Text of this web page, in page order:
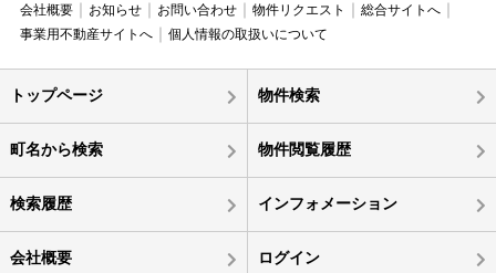
会社概要 お知らせ お問い合わせ 物件リクエスト
総合サイトへ
事業用不動産サイトへ
個人情報の取扱いについて
トップページ 物件検索
町名から検索 物件閲覧履歴
検索履歴 インフォメーション
会社概要 ログイン